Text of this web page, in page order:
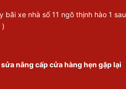
xe nhà số 11 ngõ thịnh hào 1 sau
)
nâng cấp cửa hàng hẹn gặp lại